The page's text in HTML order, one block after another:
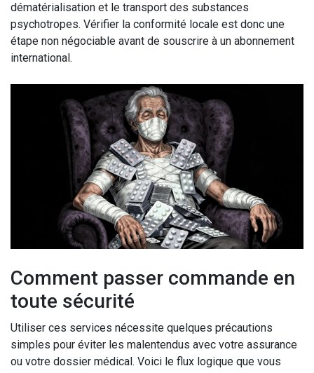
dématérialisation et le transport des substances
psychotropes. Vérifier la conformité locale est donc une
étape non négociable avant de souscrire à un abonnement
international.
Comment passer commande en
toute sécurité
Utiliser ces services nécessite quelques précautions
simples pour éviter les malentendus avec votre assurance
ou votre dossier médical. Voici le flux logique que vous